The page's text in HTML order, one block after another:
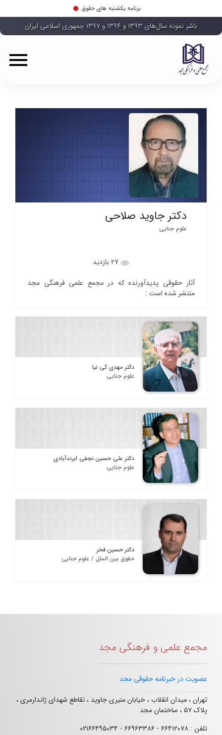
برنامه یکشنبه های حقوق
ناشر نمونه سال‌های ۱۳۹۳ و ۱۳۹۴ و ۱۳۹۷ جمهوری اسلامی ایران
دکتر جاوید صلاحی
علوم جنایی
آثار حقوقی پدیدآورنده که در مجمع علمی فرهنگی مجد
منتشر شده است :
دکتر مهدی کی نیا
علوم جنایی
دکتر علی حسین نجفی ابرندآبادی
علوم جنایی
دکتر حسین فخر
حقوق بین الملل / علوم جنایی
مجمع علمی و فرهنگی مجد
عضویت در خبرنامه حقوقی مجد
تهران ، میدان انقلاب ، خیابان منیری جاوید ، تقاطع شهدای ژاندارمری ،
پلاک ۵۷ ، ساختمان مجد
تلفن : ۶۶۴۱۲۰۷۸ - ۶۶۹۶۳۳۸۶ - ۰۲۱۶۶۴۹۵۰۳۴